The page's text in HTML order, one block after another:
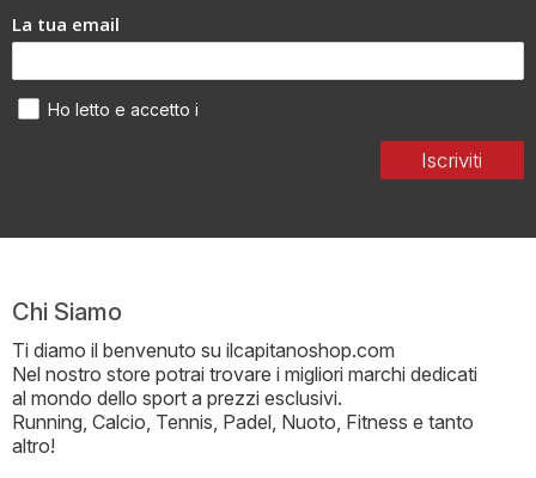
La tua email
Iscriviti
Ho letto e accetto i
Chi Siamo
Ti diamo il benvenuto su ilcapitanoshop.com
Nel nostro store potrai trovare i migliori marchi dedicati
al mondo dello sport a prezzi esclusivi.
Running, Calcio, Tennis, Padel, Nuoto, Fitness e tanto
altro!